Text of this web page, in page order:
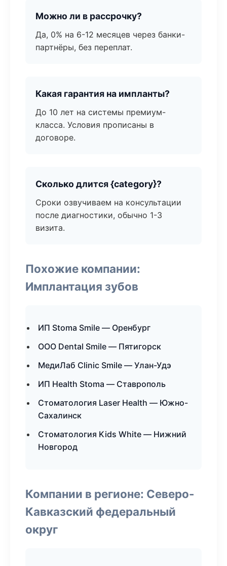
Можно ли в рассрочку?
Да, 0% на 6-12 месяцев через банки-
партнёры, без переплат.
Какая гарантия на импланты?
До 10 лет на системы премиум-
класса. Условия прописаны в
договоре.
Сколько длится {category}?
Сроки озвучиваем на консультации
после диагностики, обычно 1-3
визита.
Похожие компании:
Имплантация зубов
ИП Stoma Smile — Оренбург
ООО Dental Smile — Пятигорск
МедиЛаб Clinic Smile — Улан-Удэ
ИП Health Stoma — Ставрополь
Стоматология Laser Health — Южно-
Сахалинск
Стоматология Kids White — Нижний
Новгород
Компании в регионе: Северо-
Кавказский федеральный
округ